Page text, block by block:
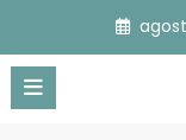
contenido